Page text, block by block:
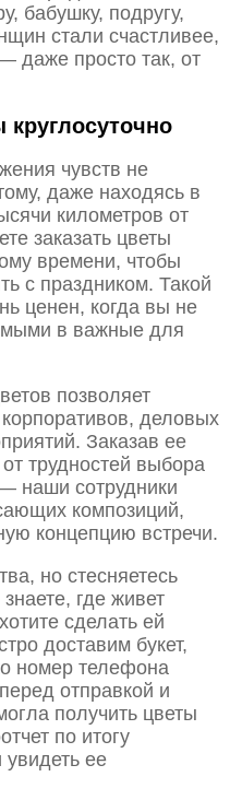
бабушку, подругу,
стали счастливее,
даже просто так, от
чувств не
даже находясь в
километров от
заказать цветы
времени, чтобы
с праздником. Такой
ценен, когда вы не
в важные для
позволяет
деловых
Заказав ее
трудностей выбора
наши сотрудники
композиций,
концепцию встречи.
но стесняетесь
где живет
сделать ей
доставим букет,
номер телефона
отправкой и
получить цветы
по итогу
ее